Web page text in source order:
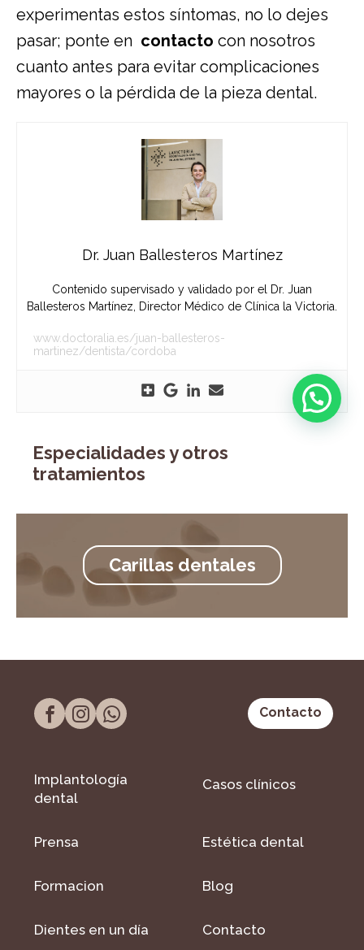
experimentas estos síntomas, no lo dejes
pasar; ponte en contacto con nosotros
cuanto antes para evitar complicaciones
mayores o la pérdida de la pieza dental.
Dr. Juan Ballesteros Martínez
Contenido supervisado y validado por el Dr. Juan
Ballesteros Martínez, Director Médico de Clínica la Victoria.
www.doctoralia.es/juan-ballesteros-
martinez/dentista/cordoba
Especialidades y otros
tratamientos
Carillas dentales
Contacto
Implantología
dental
Casos clínicos
Prensa Estética dental
Formacion Blog
Dientes en un día Contacto